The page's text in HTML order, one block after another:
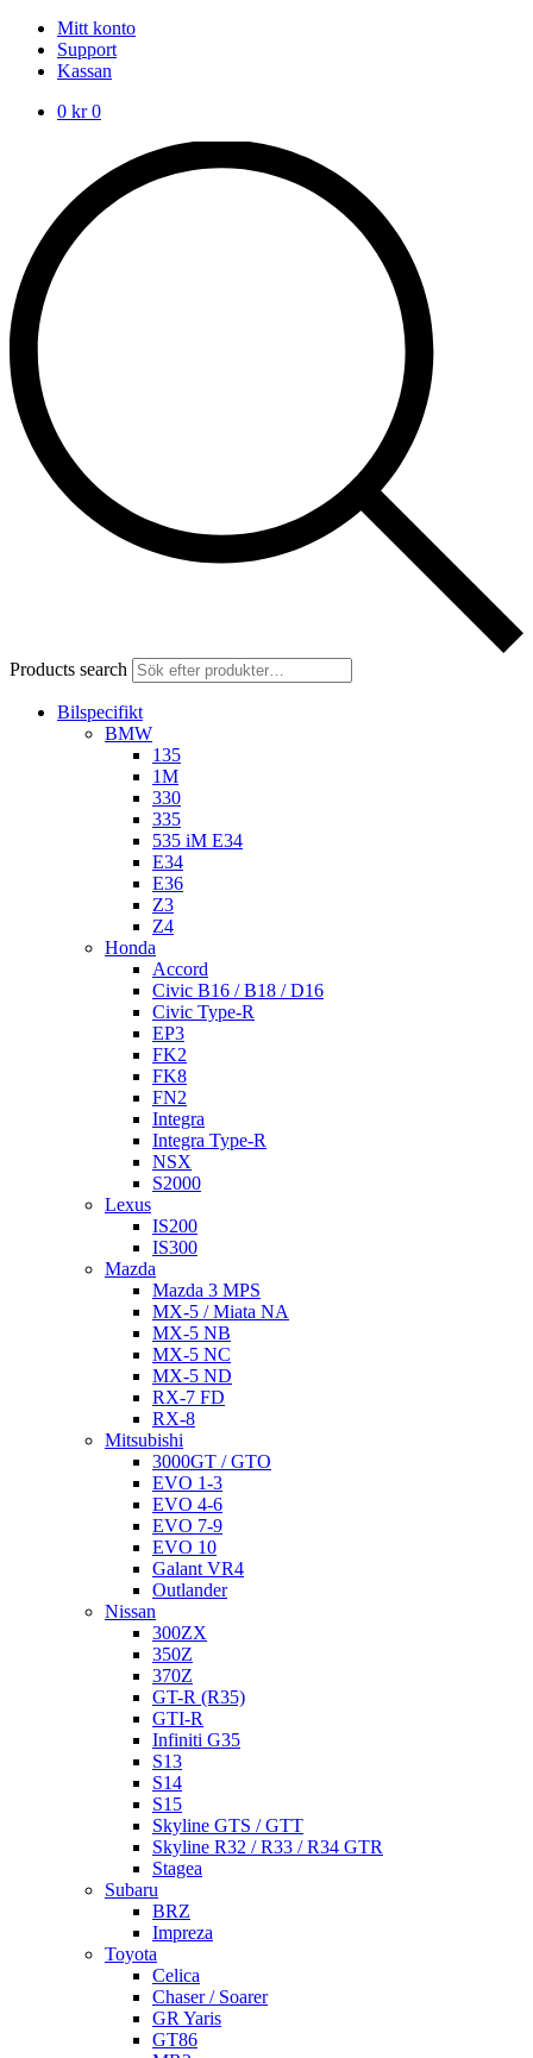
Mitt konto
Support
Kassan
0 kr 0
Products search
Bilspecifikt
BMW
135
1M
330
335
535 iM E34
E34
E36
Z3
Z4
Honda
Accord
Civic B16 / B18 / D16
Civic Type-R
EP3
FK2
FK8
FN2
Integra
Integra Type-R
NSX
S2000
Lexus
IS200
IS300
Mazda
Mazda 3 MPS
MX-5 / Miata NA
MX-5 NB
MX-5 NC
MX-5 ND
RX-7 FD
RX-8
Mitsubishi
3000GT / GTO
EVO 1-3
EVO 4-6
EVO 7-9
EVO 10
Galant VR4
Outlander
Nissan
300ZX
350Z
370Z
GT-R (R35)
GTI-R
Infiniti G35
S13
S14
S15
Skyline GTS / GTT
Skyline R32 / R33 / R34 GTR
Stagea
Subaru
BRZ
Impreza
Toyota
Celica
Chaser / Soarer
GR Yaris
GT86